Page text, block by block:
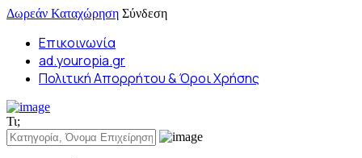
Δωρεάν Καταχώρηση Σύνδεση
Επικοινωνία
ad.youropia.gr
Πολιτική Απορρήτου & Όροι Χρήσης
Τι;